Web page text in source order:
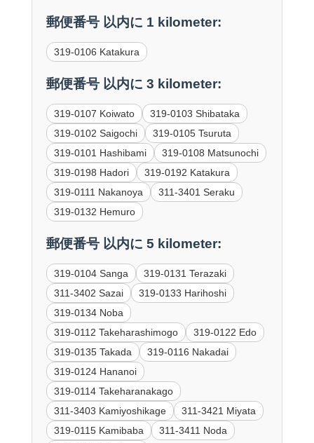
郵便番号 以内に 1 kilometer:
319-0106 Katakura
郵便番号 以内に 3 kilometer:
319-0107 Koiwato
319-0103 Shibataka
319-0102 Saigochi
319-0105 Tsuruta
319-0101 Hashibami
319-0108 Matsunochi
319-0198 Hadori
319-0192 Katakura
319-0111 Nakanoya
311-3401 Seraku
319-0132 Hemuro
郵便番号 以内に 5 kilometer:
319-0104 Sanga
319-0131 Terazaki
311-3402 Sazai
319-0133 Harihoshi
319-0134 Noba
319-0112 Takeharashimogo
319-0122 Edo
319-0135 Takada
319-0116 Nakadai
319-0124 Hananoi
319-0114 Takeharanakago
311-3403 Kamiyoshikage
311-3421 Miyata
319-0115 Kamibaba
311-3411 Noda